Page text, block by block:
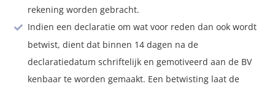
rekening worden gebracht.
Indien een declaratie om wat voor reden dan ook wordt
betwist, dient dat binnen 14 dagen na de
declaratiedatum schriftelijk en gemotiveerd aan de BV
kenbaar te worden gemaakt. Een betwisting laat de